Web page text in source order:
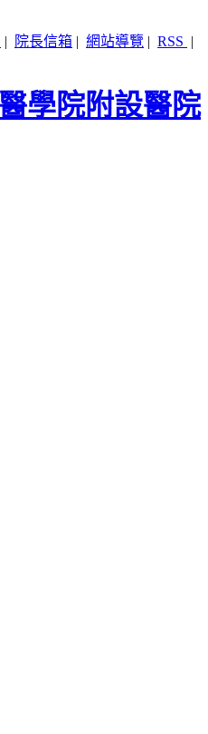
| 院長信箱 | 網站導覽 | RSS |